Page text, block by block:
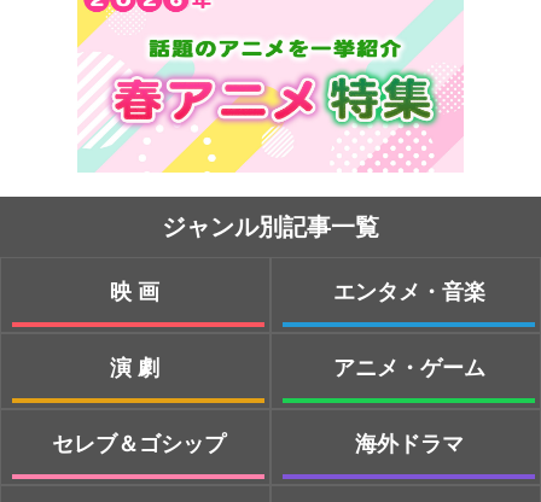
ジャンル別記事一覧
映画
演劇
セレブ＆ゴシップ
エンタメ・音楽
アニメ・ゲーム
海外ドラマ